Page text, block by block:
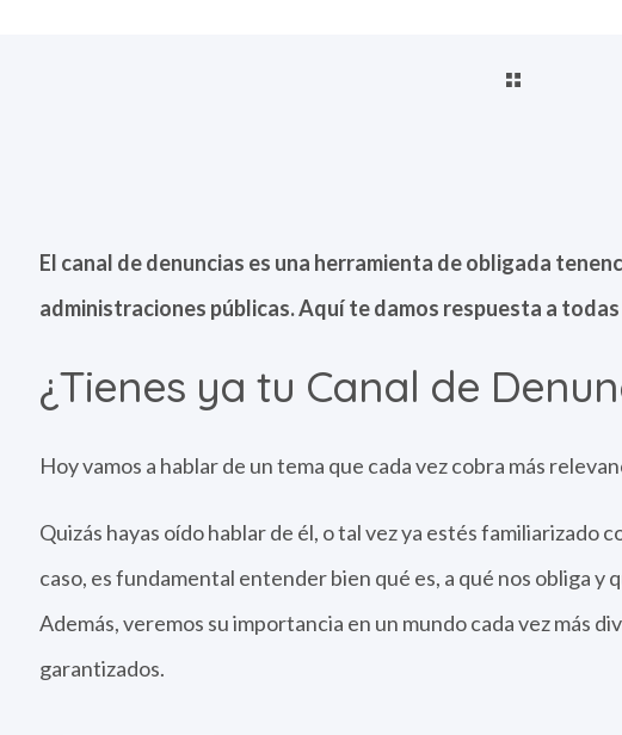
El canal de denuncias es una herramienta de obligada
administraciones públicas. Aquí te damos respuesta a
¿Tienes ya tu Canal de
Hoy vamos a hablar de un tema que cada vez cobra más
Quizás hayas oído hablar de él, o tal vez ya estés familiarizado
caso, es fundamental entender bien qué es, a qué nos obliga
Además, veremos su importancia en un mundo cada vez más
garantizados.